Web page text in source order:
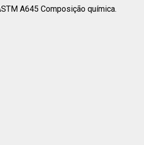
A645 Composição química.